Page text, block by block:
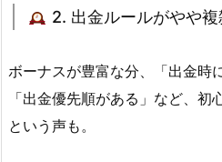
2. 出金ルールがやや複
ボーナスが豊富な分、「出金時
「出金優先順がある」など、
という声も。